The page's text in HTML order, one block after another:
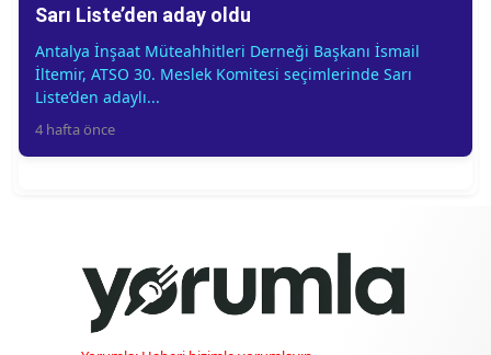
Sarı Liste’den aday oldu
Antalya İnşaat Müteahhitleri Derneği Başkanı İsmail
İltemir, ATSO 30. Meslek Komitesi seçimlerinde Sarı
Liste’den adaylı...
4 hafta önce